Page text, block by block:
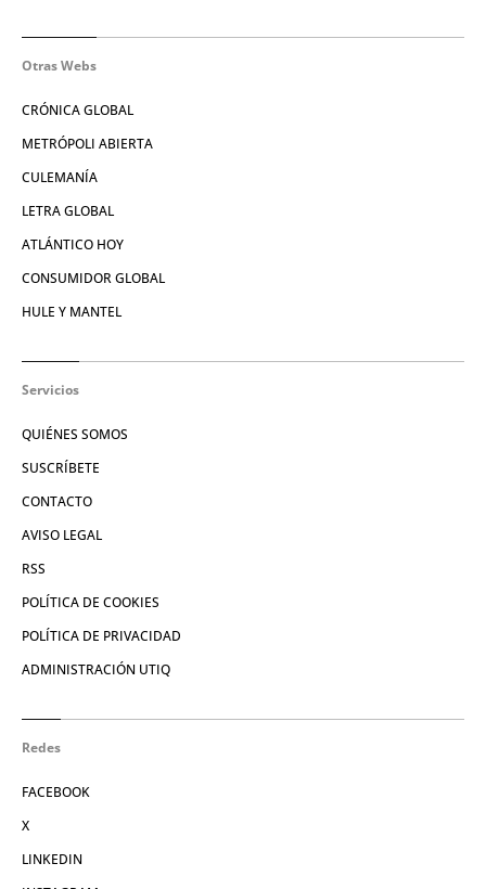
Otras Webs
CRÓNICA GLOBAL
METRÓPOLI ABIERTA
CULEMANÍA
LETRA GLOBAL
ATLÁNTICO HOY
CONSUMIDOR GLOBAL
HULE Y MANTEL
Servicios
QUIÉNES SOMOS
SUSCRÍBETE
CONTACTO
AVISO LEGAL
RSS
POLÍTICA DE COOKIES
POLÍTICA DE PRIVACIDAD
ADMINISTRACIÓN UTIQ
Redes
FACEBOOK
X
LINKEDIN